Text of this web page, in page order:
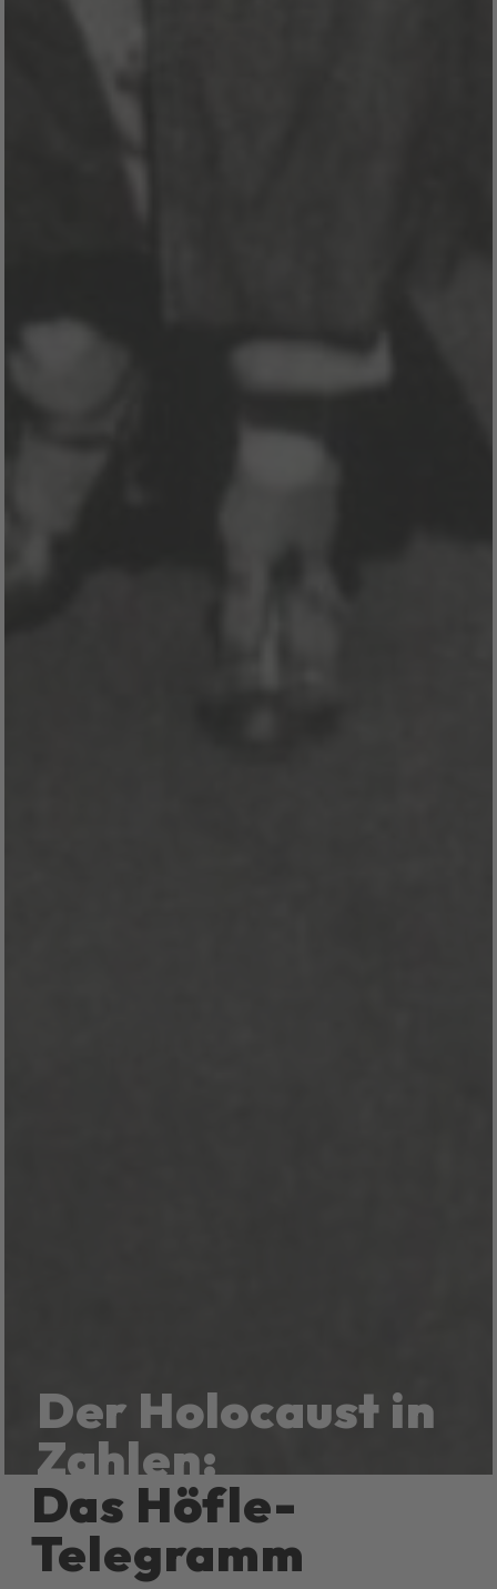
Der Holocaust in
Zahlen:
Das Höfle-
Telegramm